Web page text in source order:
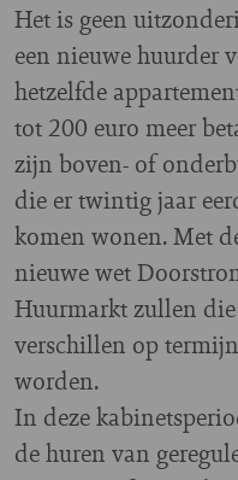
Het is geen
een nieuwe huurder
hetzelfde
tot 200 euro meer
zijn boven- of
die er twintig jaar
komen wonen. Met
nieuwe wet
Huurmarkt zullen die
verschillen op
worden.
In deze
de huren van